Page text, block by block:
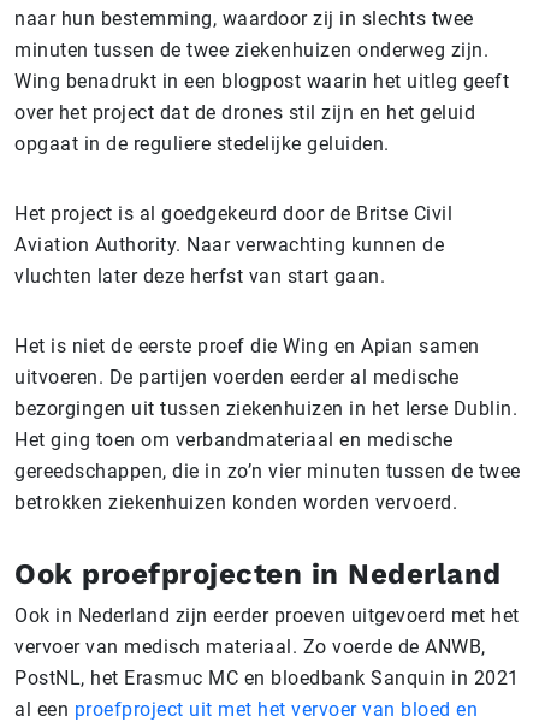
naar hun bestemming, waardoor zij in slechts twee
minuten tussen de twee ziekenhuizen onderweg zijn.
Wing benadrukt in een blogpost waarin het uitleg geeft
over het project dat de drones stil zijn en het geluid
opgaat in de reguliere stedelijke geluiden.
Het project is al goedgekeurd door de Britse Civil
Aviation Authority. Naar verwachting kunnen de
vluchten later deze herfst van start gaan.
Het is niet de eerste proef die Wing en Apian samen
uitvoeren. De partijen voerden eerder al medische
bezorgingen uit tussen ziekenhuizen in het Ierse Dublin.
Het ging toen om verbandmateriaal en medische
gereedschappen, die in zo’n vier minuten tussen de twee
betrokken ziekenhuizen konden worden vervoerd.
Ook proefprojecten in Nederland
Ook in Nederland zijn eerder proeven uitgevoerd met het
vervoer van medisch materiaal. Zo voerde de ANWB,
PostNL, het Erasmuc MC en bloedbank Sanquin in 2021
al een proefproject uit met het vervoer van bloed en